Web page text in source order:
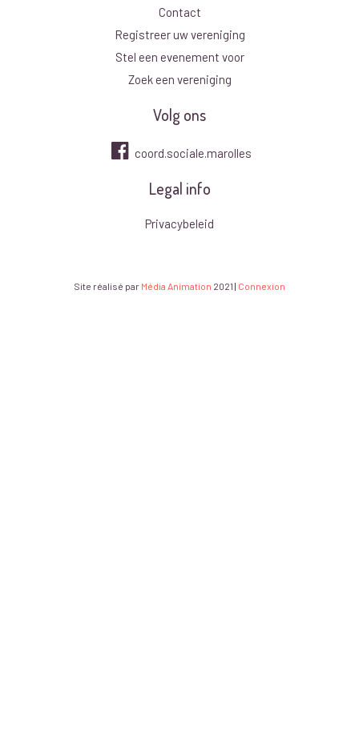
Contact
Registreer uw vereniging
Stel een evenement voor
Zoek een vereniging
Volg ons
coord.sociale.marolles
Legal info
Privacybeleid
Site réalisé par Média Animation 2021 | Connexion